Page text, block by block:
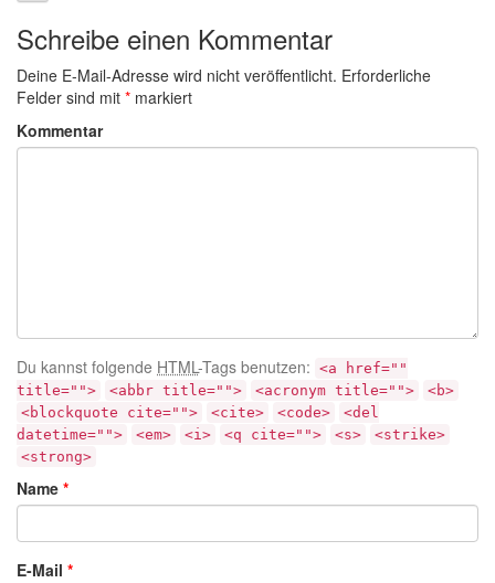
Schreibe einen Kommentar
Deine E-Mail-Adresse wird nicht veröffentlicht. Erforderliche
Felder sind mit * markiert
Kommentar
Du kannst folgende HTML-Tags benutzen: <a href=""
title="">
<abbr title=""> <acronym title="">
<b>
<blockquote cite="">
<cite> <code>
<del
datetime="">
<em> <i> <q cite=""> <s>
<strike>
<strong>
Name *
E-Mail *